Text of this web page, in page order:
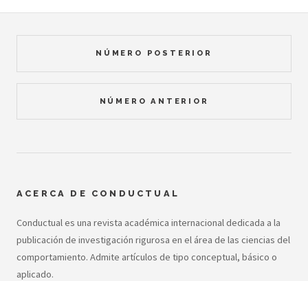
NÚMERO POSTERIOR
NÚMERO ANTERIOR
ACERCA DE CONDUCTUAL
Conductual es una revista académica internacional dedicada a la
publicación de investigación rigurosa en el área de las ciencias del
comportamiento. Admite artículos de tipo conceptual, básico o
aplicado.